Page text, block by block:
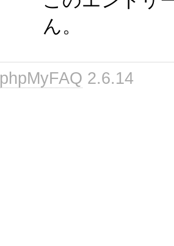
ん。
phpMyFAQ 2.6.14